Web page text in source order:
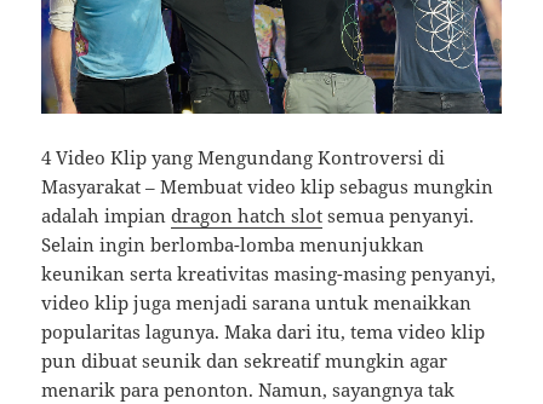
4 Video Klip yang Mengundang Kontroversi di
Masyarakat – Membuat video klip sebagus mungkin
adalah impiandragon hatch slot semua penyanyi.
Selain ingin berlomba-lomba menunjukkan
keunikan serta kreativitas masing-masing penyanyi,
video klip juga menjadi sarana untuk menaikkan
popularitas lagunya. Maka dari itu, tema video klip
pun dibuat seunik dan sekreatif mungkin agar
menarik para penonton. Namun, sayangnya tak